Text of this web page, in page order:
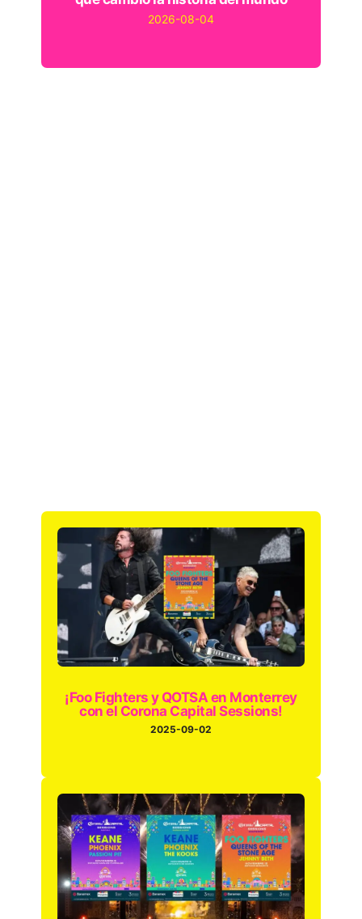
2026-08-04
¡Foo Fighters y QOTSA en Monterrey
con el Corona Capital Sessions!
2025-09-02